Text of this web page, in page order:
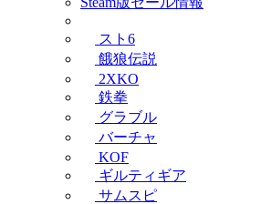
スト6
餓狼伝説
2XKO
鉄拳
グラブル
バーチャ
KOF
ギルティギア
サムスピ